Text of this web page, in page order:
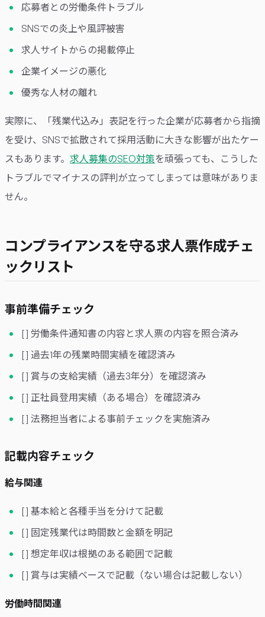
応募者との労働条件トラブル
SNSでの炎上や風評被害
求人サイトからの掲載停止
企業イメージの悪化
優秀な人材の離れ
実際に、「残業代込み」表記を行った企業が応募者から指摘
を受け、SNSで拡散されて採用活動に大きな影響が出たケー
スもあります。 求人募集のSEO対策を頑張っても、こうした
トラブルでマイナスの評判が立ってしまっては意味がありま
せん。
コンプライアンスを守る求人票作成チェ
ックリスト
事前準備チェック
[ ] 労働条件通知書の内容と求人票の内容を照合済み
[ ] 過去1年の残業時間実績を確認済み
[ ] 賞与の支給実績（過去3年分）を確認済み
[ ] 正社員登用実績（ある場合）を確認済み
[ ] 法務担当者による事前チェックを実施済み
記載内容チェック
給与関連
[ ] 基本給と各種手当を分けて記載
[ ] 固定残業代は時間数と金額を明記
[ ] 想定年収は根拠のある範囲で記載
[ ] 賞与は実績ベースで記載（ない場合は記載しない）
労働時間関連